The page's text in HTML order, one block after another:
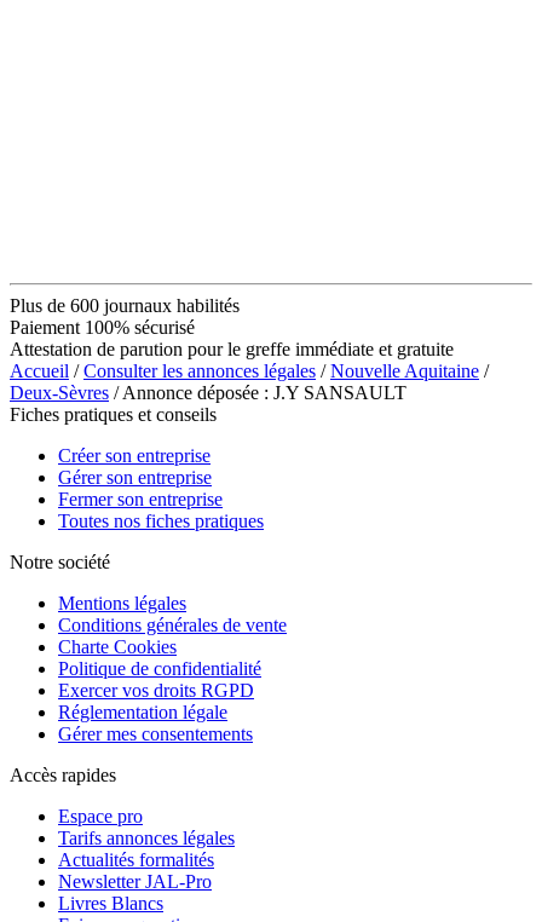
Plus de 600 journaux habilités
Paiement 100% sécurisé
Attestation de parution pour le greffe immédiate et gratuite
Accueil /Consulter les annonces légales /Nouvelle Aquitaine /
Deux-Sèvres / Annonce déposée : J.Y SANSAULT
Fiches pratiques et conseils
Créer son entreprise
Gérer son entreprise
Fermer son entreprise
Toutes nos fiches pratiques
Notre société
Mentions légales
Conditions générales de vente
Charte Cookies
Politique de confidentialité
Exercer vos droits RGPD
Réglementation légale
Gérer mes consentements
Accès rapides
Espace pro
Tarifs annonces légales
Actualités formalités
Newsletter JAL-Pro
Livres Blancs